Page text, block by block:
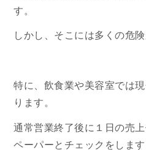
す。
しかし、そこには多くの危
特に、飲食業や美容室では
ります。
通常営業終了後に１日の売
ペーパーとチェックをします